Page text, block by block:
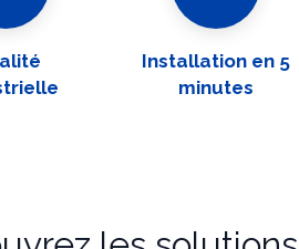
Installation en 5
minutes